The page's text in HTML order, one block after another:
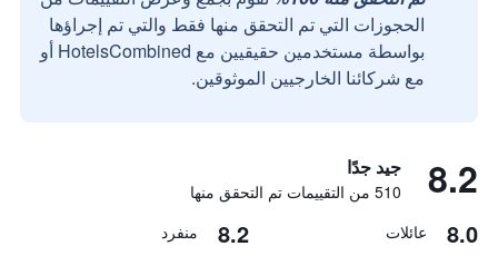
الحجوزات التي تم التحقق منها فقط والتي تم إجراؤها
بواسطة مستخدمين حقيقيين مع HotelsCombined أو
مع شركائنا الخارجيين الموثوقين.
8.2 جيد جدًا
510 من التقييمات تم التحقق منها
8.0 عائلات 8.2 منفرد